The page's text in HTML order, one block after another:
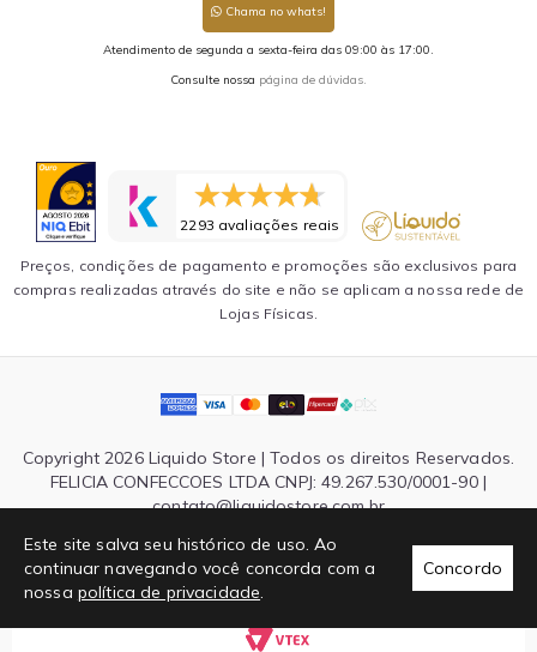
Este site salva seu histórico de uso. Ao
continuar navegando você concorda com a
nossa política de privacidade.
Concordo
Chama no whats!
Atendimento de segunda a sexta-feira das 09:00 às 17:00.
Consulte nossa página de dúvidas.
2293 avaliações reais
Preços, condições de pagamento e promoções são exclusivos para
compras realizadas através do site e não se aplicam a nossa rede de
Lojas Físicas.
Copyright 2026 Liquido Store | Todos os direitos Reservados.
FELICIA CONFECCOES LTDA CNPJ: 49.267.530/0001-90 |
contato@liquidostore.com.br
000